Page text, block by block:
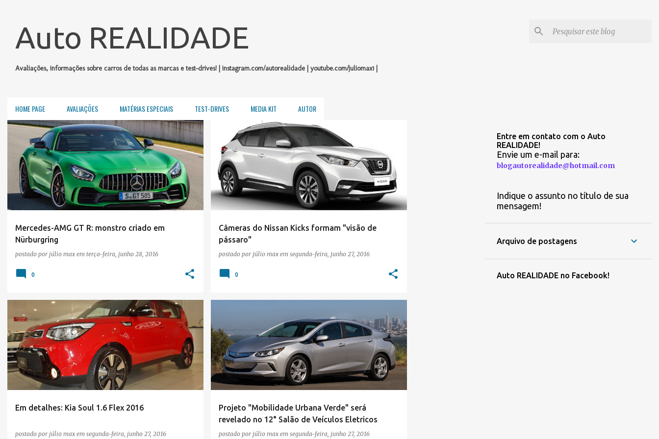
Auto REALIDADE
Avaliações, informações sobre carros de todas as marcas e test-drives! | instagram.com/autorealidade | youtube.com/juliomax1 |
HOME PAGE AVALIAÇÕES MATÉRIAS ESPECIAIS TEST-DRIVES MEDIA KIT AUTOR
a
g
Mercedes-AMG GT R: monstro criado em
Nürburgring
postado por júlio max em terça-feira, junho 28, 2016
AMG MERCEDES-BENZ SALÃO DE PARIS 2016
0
Câmeras do Nissan Kicks formam "visão de
pássaro"
postado por júlio max em segunda-feira, junho 27, 2016
NISSAN
0
Em detalhes: Kia Soul 1.6 Flex 2016
postado por júlio max em segunda-feira, junho 27, 2016
KIA
Projeto "Mobilidade Urbana Verde" será
revelado no 12° Salão de Veículos Eletricos
postado por júlio max em segunda-feira, junho 27, 2016
12° SALÃO LATINO-AMERICANO DE VEÍCULOS ELÉTRICOS
Entre em contato com o Auto
REALIDADE!
Envie um e-mail para:
blogautorealidade@hotmail.com
Indique o assunto no título de sua
mensagem!
Arquivo de postagens
Auto REALIDADE no Facebook!